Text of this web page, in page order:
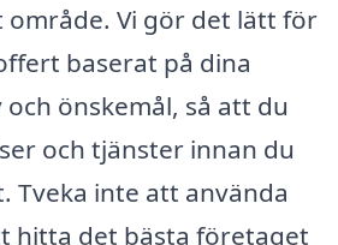
Vi gör det lätt för
baserat på dina
önskemål, så att du
och tjänster innan du
Tveka inte att använda
hitta det bästa företaget